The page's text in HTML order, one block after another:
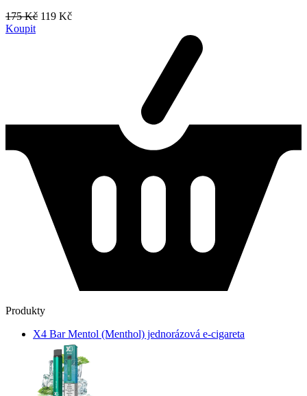
175 Kč 119 Kč
Koupit
Produkty
X4 Bar Mentol (Menthol) jednorázová e-cigareta